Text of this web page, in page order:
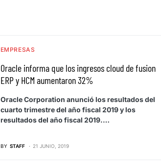
EMPRESAS
Oracle informa que los ingresos cloud de fusion
ERP y HCM aumentaron 32%
Oracle Corporation anunció los resultados del
cuarto trimestre del año fiscal 2019 y los
resultados del año fiscal 2019.…
BY STAFF 21 JUNIO, 2019